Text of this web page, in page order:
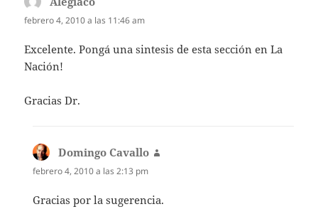
febrero 4, 2010 a las 11:46 am
Excelente. Pongá una sintesis de esta sección en La
Nación!
Gracias Dr.
Domingo Cavallo
febrero 4, 2010 a las 2:13 pm
Gracias por la sugerencia.